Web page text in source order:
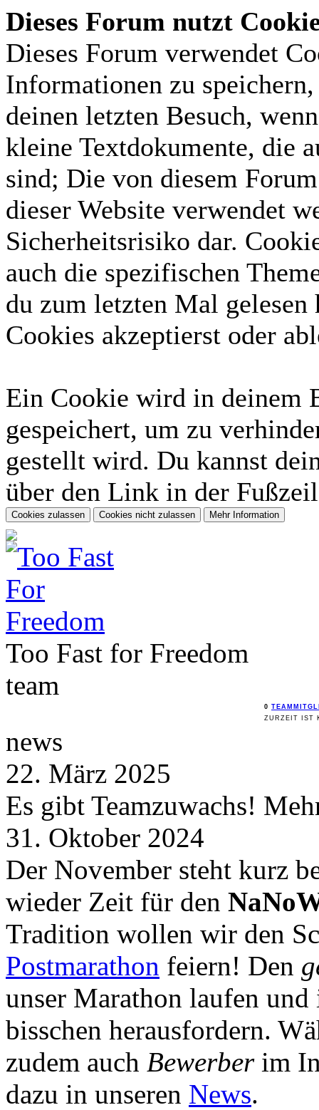
Dieses Forum nutzt
Dieses Forum verwendet
Informationen zu
deinen letzten Besuch,
kleine Textdokumente, die
sind; Die von diesem
dieser Website verwendet
Sicherheitsrisiko dar.
auch die spezifischen
du zum letzten Mal gelesen
Cookies akzeptierst oder
Ein Cookie wird in deinem
gespeichert, um zu
gestellt wird. Du kannst
über den Link in der
Too Fast for Freedom
team
0
ZURZEIT IST
news
22. März 2025
Es gibt Teamzuwachs!
31. Oktober 2024
Der November steht kurz
wieder Zeit für den
Tradition wollen wir den
Postmarathon feiern! Den
unser Marathon laufen
bisschen herausfordern.
zudem auch Bewerberim
dazu in unseren News.